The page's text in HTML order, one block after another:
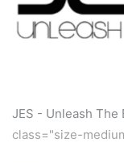
JES - Unleash
class="size-